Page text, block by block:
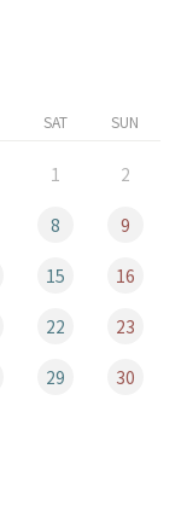
SAT SUN
1 2
8 9
15 16
22 23
29 30